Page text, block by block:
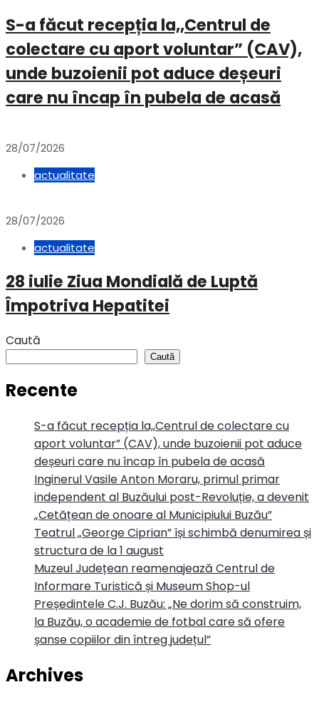
S-a făcut recepția la,,Centrul de
colectare cu aport voluntar” (CAV),
unde buzoienii pot aduce deșeuri
care nu încap în pubela de acasă
28/07/2026
actualitate
28/07/2026
actualitate
28 iulie Ziua Mondială de Luptă
Împotriva Hepatitei
Caută
Caută
Recente
S-a făcut recepția la,,Centrul de colectare cu
aport voluntar” (CAV), unde buzoienii pot aduce
deșeuri care nu încap în pubela de acasă
Inginerul Vasile Anton Moraru, primul primar
independent al Buzăului post-Revoluție, a devenit
„Cetățean de onoare al Municipiului Buzău”
Teatrul „George Ciprian” își schimbă denumirea și
structura de la 1 august
Muzeul Județean reamenajează Centrul de
Informare Turistică și Museum Shop-ul
Președintele C.J. Buzău: „Ne dorim să construim,
la Buzău, o academie de fotbal care să ofere
șanse copiilor din întreg județul”
Archives